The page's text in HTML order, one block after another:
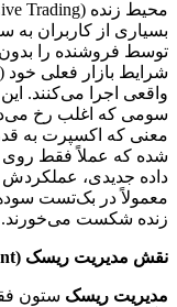
بسیاری از کاربران به
توسط فروشنده را
شرایط بازار فعلی
واقعی اجرا می‌کنند.
سومی که اغلب رخ
معنی که اکسپرت به
شده که عملاً فقط روی
داده جدیدی،
معمولاً در بک‌تست
زنده شکست می‌خورند.
نقش مدیریت ریسک (Risk Management) در عملکرد اکسپرت‌ها
مدیریت ریسک ستون